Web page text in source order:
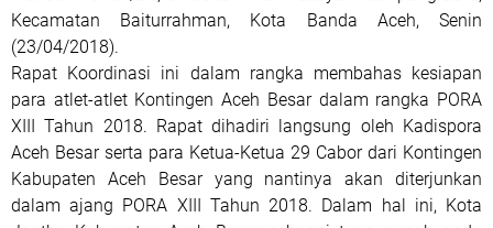
Kecamatan Baiturrahman, Kota Banda Aceh, Senin
(23/04/2018).
Rapat Koordinasi ini dalam rangka membahas kesiapan
para atlet-atlet Kontingen Aceh Besar dalam rangka PORA
XIII Tahun 2018. Rapat dihadiri langsung oleh Kadispora
Aceh Besar serta para Ketua-Ketua 29 Cabor dari Kontingen
Kabupaten Aceh Besar yang nantinya akan diterjunkan
dalam ajang PORA XIII Tahun 2018. Dalam hal ini, Kota